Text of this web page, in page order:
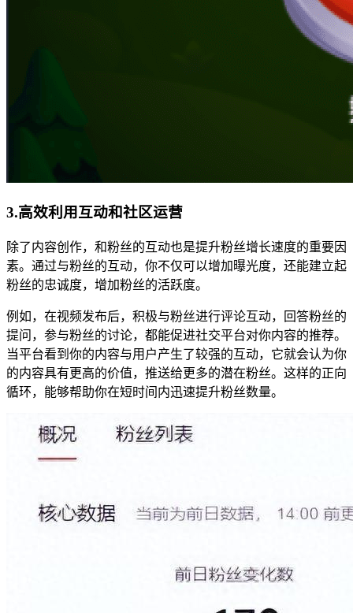
3.高效利用互动和社区运营
除了内容创作，和粉丝的互动也是提升粉丝增长速度的重要因
素。通过与粉丝的互动，你不仅可以增加曝光度，还能建立起
粉丝的忠诚度，增加粉丝的活跃度。
例如，在视频发布后，积极与粉丝进行评论互动，回答粉丝的
提问，参与粉丝的讨论，都能促进社交平台对你内容的推荐。
当平台看到你的内容与用户产生了较强的互动，它就会认为你
的内容具有更高的价值，推送给更多的潜在粉丝。这样的正向
循环，能够帮助你在短时间内迅速提升粉丝数量。